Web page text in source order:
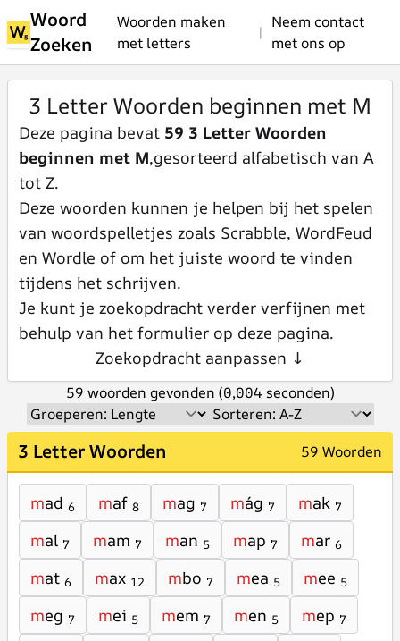
Woord
Zoeken
Woorden maken
met letters
|
Neem contact
met ons op
3 Letter Woorden beginnen met M
Deze pagina bevat 59 3 Letter Woorden
beginnen met M,gesorteerd alfabetisch van A
tot Z.
Deze woorden kunnen je helpen bij het spelen
van woordspelletjes zoals Scrabble, WordFeud
en Wordle of om het juiste woord te vinden
tijdens het schrijven.
Je kunt je zoekopdracht verder verfijnen met
behulp van het formulier op deze pagina.
Zoekopdracht aanpassen ↓
59 woorden gevonden (0,004 seconden)
3 Letter Woorden 59 Woorden
mad 6 maf 8 mag 7 mág 7 mak 7
mal 7 mam 7 man 5 map 7 mar 6
mat 6 max 12 mbo 7 mea 5 mee 5
meg 7 mei 5 mem 7 men 5 mep 7